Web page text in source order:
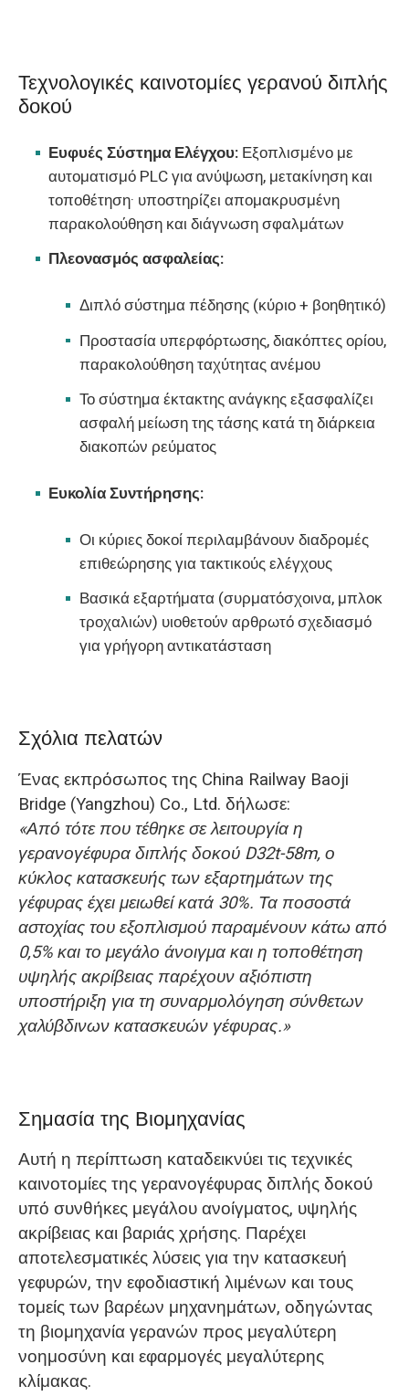
Τεχνολογικές καινοτομίες γερανού διπλής
δοκού
Ευφυές Σύστημα Ελέγχου: Εξοπλισμένο με
αυτοματισμό PLC για ανύψωση, μετακίνηση και
τοποθέτηση· υποστηρίζει απομακρυσμένη
παρακολούθηση και διάγνωση σφαλμάτων
Πλεονασμός ασφαλείας:
Διπλό σύστημα πέδησης (κύριο + βοηθητικό)
Προστασία υπερφόρτωσης, διακόπτες ορίου,
παρακολούθηση ταχύτητας ανέμου
Το σύστημα έκτακτης ανάγκης εξασφαλίζει
ασφαλή μείωση της τάσης κατά τη διάρκεια
διακοπών ρεύματος
Ευκολία Συντήρησης:
Οι κύριες δοκοί περιλαμβάνουν διαδρομές
επιθεώρησης για τακτικούς ελέγχους
Βασικά εξαρτήματα (συρματόσχοινα, μπλοκ
τροχαλιών) υιοθετούν αρθρωτό σχεδιασμό
για γρήγορη αντικατάσταση
Σχόλια πελατών
Ένας εκπρόσωπος της China Railway Baoji
Bridge (Yangzhou) Co., Ltd. δήλωσε:
«Από τότε που τέθηκε σε λειτουργία η
γερανογέφυρα διπλής δοκού D32t-58m, ο
κύκλος κατασκευής των εξαρτημάτων της
γέφυρας έχει μειωθεί κατά 30%. Τα ποσοστά
αστοχίας του εξοπλισμού παραμένουν κάτω από
0,5% και το μεγάλο άνοιγμα και η τοποθέτηση
υψηλής ακρίβειας παρέχουν αξιόπιστη
υποστήριξη για τη συναρμολόγηση σύνθετων
χαλύβδινων κατασκευών γέφυρας.»
Σημασία της Βιομηχανίας
Αυτή η περίπτωση καταδεικνύει τις τεχνικές
καινοτομίες της γερανογέφυρας διπλής δοκού
υπό συνθήκες μεγάλου ανοίγματος, υψηλής
ακρίβειας και βαριάς χρήσης. Παρέχει
αποτελεσματικές λύσεις για την κατασκευή
γεφυρών, την εφοδιαστική λιμένων και τους
τομείς των βαρέων μηχανημάτων, οδηγώντας
τη βιομηχανία γερανών προς μεγαλύτερη
νοημοσύνη και εφαρμογές μεγαλύτερης
κλίμακας.